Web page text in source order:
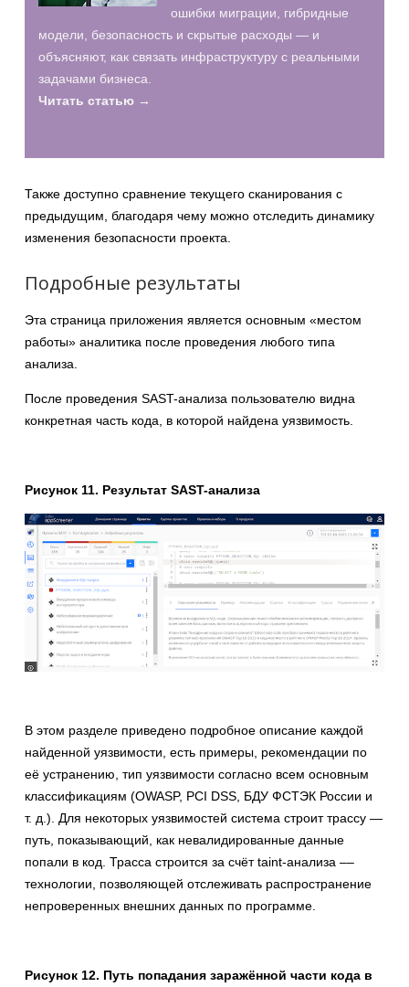
ошибки миграции, гибридные
модели, безопасность и скрытые расходы — и
объясняют, как связать инфраструктуру с реальными
задачами бизнеса.
Читать статью →
Также доступно сравнение текущего сканирования с
предыдущим, благодаря чему можно отследить динамику
изменения безопасности проекта.
Подробные результаты
Эта страница приложения является основным «местом
работы» аналитика после проведения любого типа
анализа.
После проведения SAST-анализа пользователю видна
конкретная часть кода, в которой найдена уязвимость.
Рисунок 11. Результат SAST-анализа
В этом разделе приведено подробное описание каждой
найденной уязвимости, есть примеры, рекомендации по
её устранению, тип уязвимости согласно всем основным
классификациям (OWASP, PCI DSS, БДУ ФСТЭК России и
т. д.). Для некоторых уязвимостей система строит трассу —
путь, показывающий, как невалидированные данные
попали в код. Трасса строится за счёт taint-анализа ––
технологии, позволяющей отслеживать распространение
непроверенных внешних данных по программе.
Рисунок 12. Путь попадания заражённой части кода в